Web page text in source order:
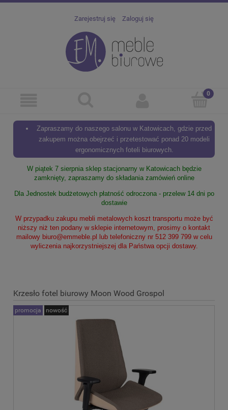
Zarejestruj się Zaloguj się
Zapraszamy do naszego salonu w Katowicach, gdzie przed
zakupem można obejrzeć i przetestować ponad 20 modeli
ergonomicznych foteli biurowych.
W piątek 7 sierpnia sklep stacjonarny w Katowicach będzie
zamknięty, zapraszamy do składania zamówień online
Dla Jednostek budżetowych płatność odroczona - przelew 14 dni po
dostawie
W przypadku zakupu mebli metalowych koszt transportu może być
niższy niż ten podany w sklepie internetowym, prosimy o kontakt
mailowy biuro@emmeble.pl
lub telefoniczny nr 512 399 799 w celu
wyliczenia najkorzystniejszej dla Państwa opcji dostawy.
Krzesło fotel biurowy Moon Wood Grospol
promocja nowość